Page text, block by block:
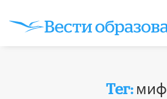
Тег: миф